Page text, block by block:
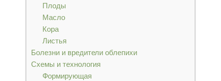
Плоды
Масло
Кора
Листья
Болезни и вредители облепихи
Схемы и технология
Формирующая